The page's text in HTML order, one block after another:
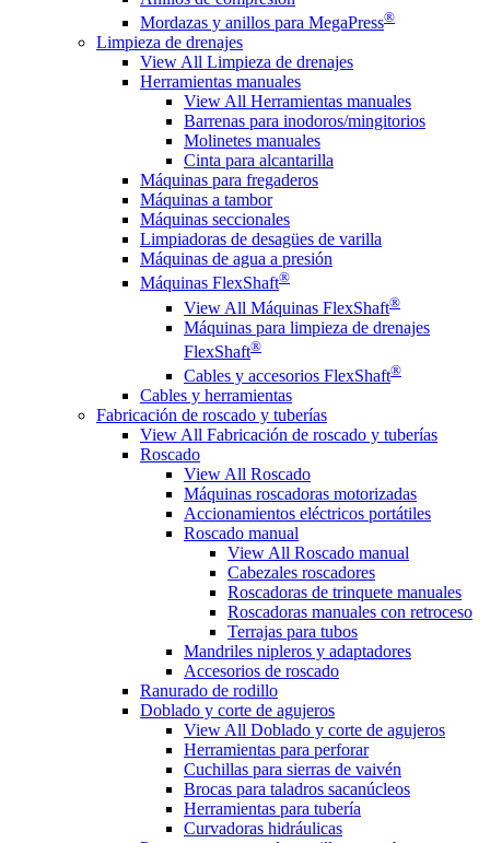
Mordazas y anillos para MegaPress®
Limpieza de drenajes
View All Limpieza de drenajes
Herramientas manuales
View All Herramientas manuales
Barrenas para inodoros/mingitorios
Molinetes manuales
Cinta para alcantarilla
Máquinas para fregaderos
Máquinas a tambor
Máquinas seccionales
Limpiadoras de desagües de varilla
Máquinas de agua a presión
Máquinas FlexShaft®
View All Máquinas FlexShaft®
Máquinas para limpieza de drenajes
FlexShaft®
Cables y accesorios FlexShaft®
Cables y herramientas
Fabricación de roscado y tuberías
View All Fabricación de roscado y tuberías
Roscado
View All Roscado
Máquinas roscadoras motorizadas
Accionamientos eléctricos portátiles
Roscado manual
View All Roscado manual
Cabezales roscadores
Roscadoras de trinquete manuales
Roscadoras manuales con retroceso
Terrajas para tubos
Mandriles nipleros y adaptadores
Accesorios de roscado
Ranurado de rodillo
Doblado y corte de agujeros
View All Doblado y corte de agujeros
Herramientas para perforar
Cuchillas para sierras de vaivén
Brocas para taladros sacanúcleos
Herramientas para tubería
Curvadoras hidráulicas